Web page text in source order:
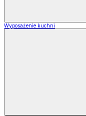
Wyposażenie kuchni